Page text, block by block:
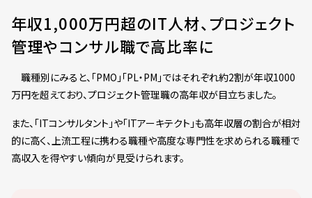
年収1,000万円超のIT人材、プロジェクト
管理やコンサル職で高比率に
職種別にみると、「PMO」「PL・PM」ではそれぞれ約2割が年収1000
万円を超えており、プロジェクト管理職の高年収が目立ちました。
また、「ITコンサルタント」や「ITアーキテクト」も高年収層の割合が相対
的に高く、上流工程に携わる職種や高度な専門性を求められる職種で
高収入を得やすい傾向が見受けられます。